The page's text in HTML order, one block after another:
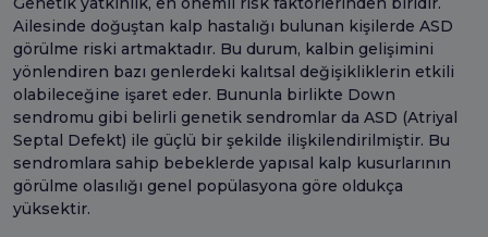
Ailesinde doğuştan kalp hastalığı bulunan kişilerde ASD
görülme riski artmaktadır. Bu durum, kalbin gelişimini
yönlendiren bazı genlerdeki kalıtsal değişikliklerin etkili
olabileceğine işaret eder. Bununla birlikte Down
sendromu gibi belirli genetik sendromlar da ASD (Atriyal
Septal Defekt) ile güçlü bir şekilde ilişkilendirilmiştir. Bu
sendromlara sahip bebeklerde yapısal kalp kusurlarının
görülme olasılığı genel popülasyona göre oldukça
yüksektir.